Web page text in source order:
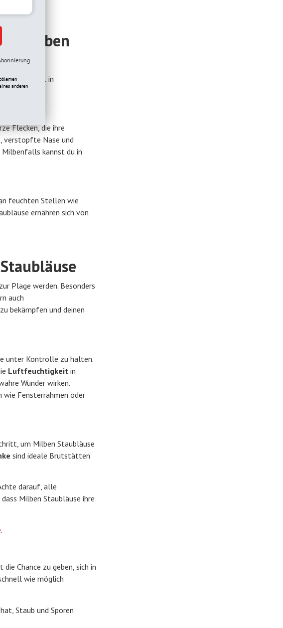
Milben
sie sich oft in
Flecken, die ihre
verstopfte Nase und
Milbenfalls kannst du in
feuchten Stellen wie
ernähren sich von
Plage werden. Besonders
auch
bekämpfen und deinen
unter Kontrolle zu halten.
Luftfeuchtigkeit in
Wunder wirken.
wie Fensterrahmen oder
um Milben Staubläuse
sind ideale Brutstätten
darauf, alle
Milben Staubläuse ihre
.
Chance zu geben, sich in
wie möglich
Staub und Sporen
anderen